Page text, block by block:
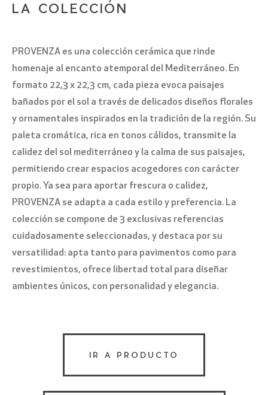
LA COLECCIÓN
PROVENZA es una colección cerámica que rinde
homenaje al encanto atemporal del Mediterráneo. En
formato 22,3 x 22,3 cm, cada pieza evoca paisajes
bañados por el sol a través de delicados diseños florales
y ornamentales inspirados en la tradición de la región. Su
paleta cromática, rica en tonos cálidos, transmite la
calidez del sol mediterráneo y la calma de sus paisajes,
permitiendo crear espacios acogedores con carácter
propio. Ya sea para aportar frescura o calidez,
PROVENZA se adapta a cada estilo y preferencia. La
colección se compone de 3 exclusivas referencias
cuidadosamente seleccionadas, y destaca por su
versatilidad: apta tanto para pavimentos como para
revestimientos, ofrece libertad total para diseñar
ambientes únicos, con personalidad y elegancia.
IR A PRODUCTO